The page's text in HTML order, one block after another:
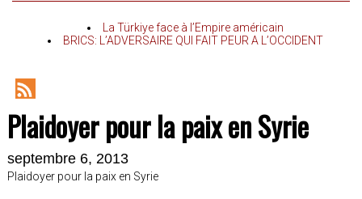
La Türkiye face à l’Empire américain
BRICS: L’ADVERSAIRE QUI FAIT PEUR A L’OCCIDENT
RSS
Feed
Plaidoyer pour la paix en Syrie
septembre 6, 2013
Plaidoyer pour la paix en Syrie